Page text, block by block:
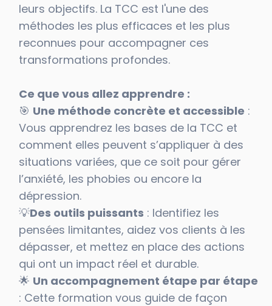
leurs objectifs. La TCC est l'une des
méthodes les plus efficaces et les plus
reconnues pour accompagner ces
transformations profondes.
Ce que vous allez apprendre :
🎯 Une méthode concrète et accessible :
Vous apprendrez les bases de la TCC et
comment elles peuvent s’appliquer à des
situations variées, que ce soit pour gérer
l’anxiété, les phobies ou encore la
dépression.
💡Des outils puissants : Identifiez les
pensées limitantes, aidez vos clients à les
dépasser, et mettez en place des actions
qui ont un impact réel et durable.
🌟 Un accompagnement étape par étape
: Cette formation vous guide de façon